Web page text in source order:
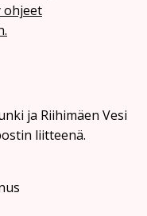
ohjeet
ja Riihimäen Vesi
liitteenä.